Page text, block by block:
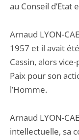
au Conseil d’Etat
Arnaud LYON-
1957 et il avait
Cassin, alors
Paix pour son
l’Homme.
Arnaud LYON-
intellectuelle, sa